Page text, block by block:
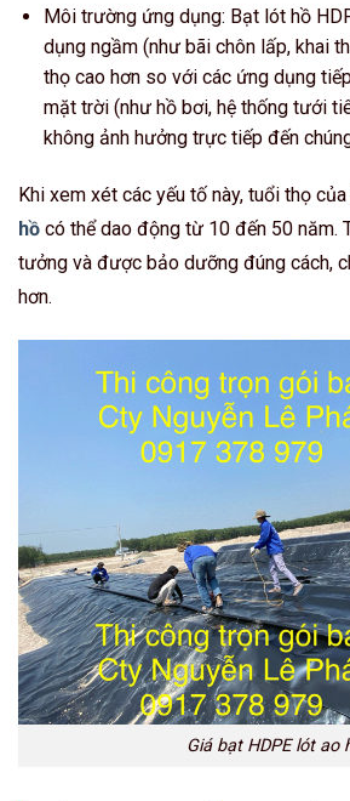
Môi trường ứng dụng: Bạt lót hồ
dụng ngầm (như bãi chôn lấp, khai
thọ cao hơn so với các ứng dụng
mặt trời (như hồ bơi, hệ thống tưới
không ảnh hưởng trực tiếp đến
Khi xem xét các yếu tố này, tuổi thọ của
hồ có thể dao động từ 10 đến 50 năm.
tưởng và được bảo dưỡng đúng cách,
hơn.
Giá bạt HDPE lót ao